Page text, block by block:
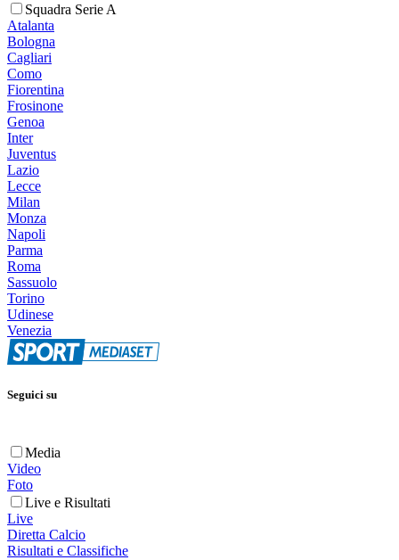
Squadra Serie A
Atalanta
Bologna
Cagliari
Como
Fiorentina
Frosinone
Genoa
Inter
Juventus
Lazio
Lecce
Milan
Monza
Napoli
Parma
Roma
Sassuolo
Torino
Udinese
Venezia
Seguici su
Media
Video
Foto
Live e Risultati
Live
Diretta Calcio
Risultati e Classifiche